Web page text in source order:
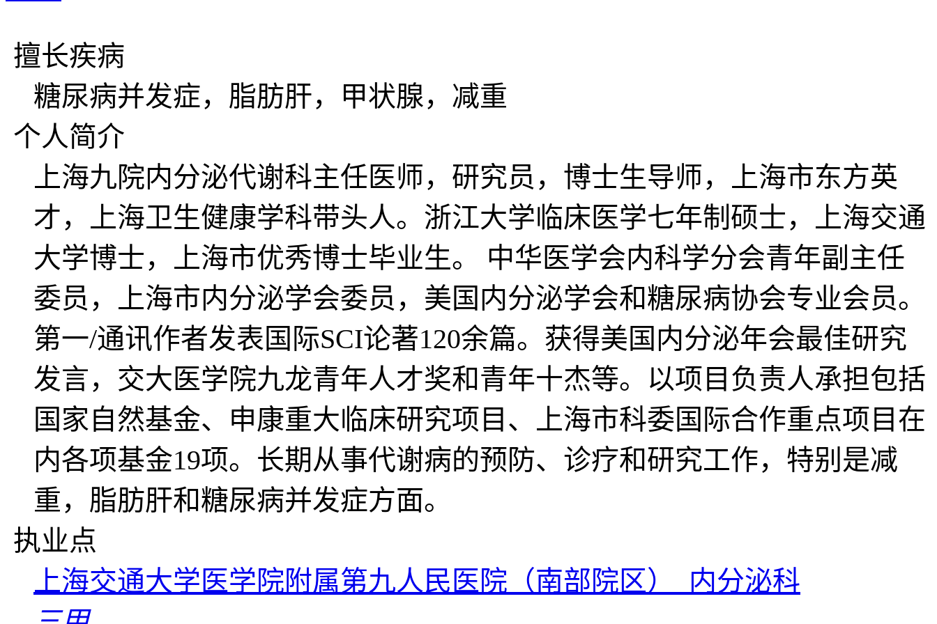
擅长疾病
糖尿病并发症，脂肪肝，甲状腺，减重
个人简介
上海九院内分泌代谢科主任医师，研究员，博士生导师，上海市东方英
才，上海卫生健康学科带头人。浙江大学临床医学七年制硕士，上海交通
大学博士，上海市优秀博士毕业生。 中华医学会内科学分会青年副主任
委员，上海市内分泌学会委员，美国内分泌学会和糖尿病协会专业会员。
第一/通讯作者发表国际SCI论著120余篇。获得美国内分泌年会最佳研究
发言，交大医学院九龙青年人才奖和青年十杰等。以项目负责人承担包括
国家自然基金、申康重大临床研究项目、上海市科委国际合作重点项目在
内各项基金19项。长期从事代谢病的预防、诊疗和研究工作，特别是减
重，脂肪肝和糖尿病并发症方面。
执业点
上海交通大学医学院附属第九人民医院（南部院区） 内分泌科